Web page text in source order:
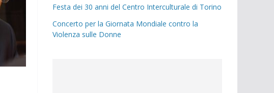
Festa dei 30 anni del Centro Interculturale di Torino
Concerto per la Giornata Mondiale contro la
Violenza sulle Donne